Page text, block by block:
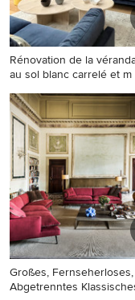
Rénovation de la
au sol blanc carrelé et m
Großes,
Offenes Klassisches
Musikzimmer mit
Wandfarbe, braunem
Holzboden, braunem
und Tapetenwänden
Großes, Fernseherloses,
Abgetrenntes